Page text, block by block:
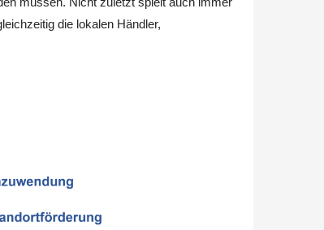
die lokalen Händler,